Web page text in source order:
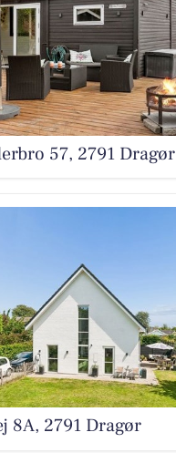
57, 2791 Dragør
8A, 2791 Dragør